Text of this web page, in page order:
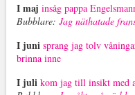
I maj insåg pappa
Bubblare: Jag näthatade
I juni sprang jag tolv
brinna inne
I juli kom jag till insikt med